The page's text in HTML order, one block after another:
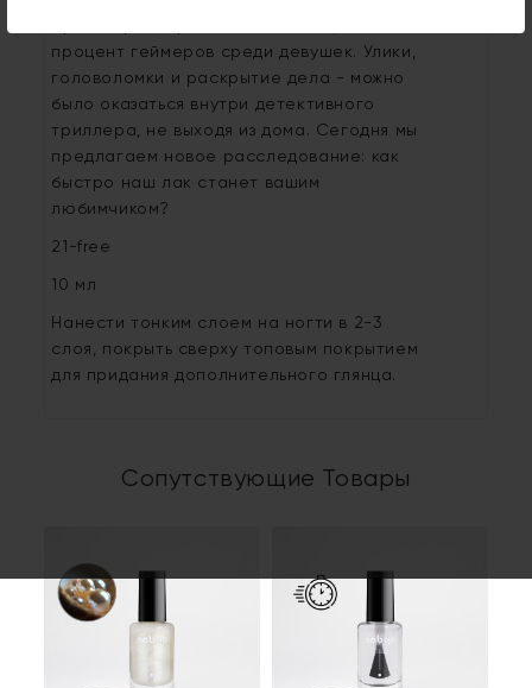
процент геймеров среди девушек. Улики,
головоломки и раскрытие дела - можно
было оказаться внутри детективного
триллера, не выходя из дома. Сегодня мы
предлагаем новое расследование: как
быстро наш лак станет вашим
любимчиком?
21-free
10 мл
Нанести тонким слоем на ногти в 2-3
слоя, покрыть сверху топовым покрытием
для придания дополнительного глянца.
Сопутствующие Товары